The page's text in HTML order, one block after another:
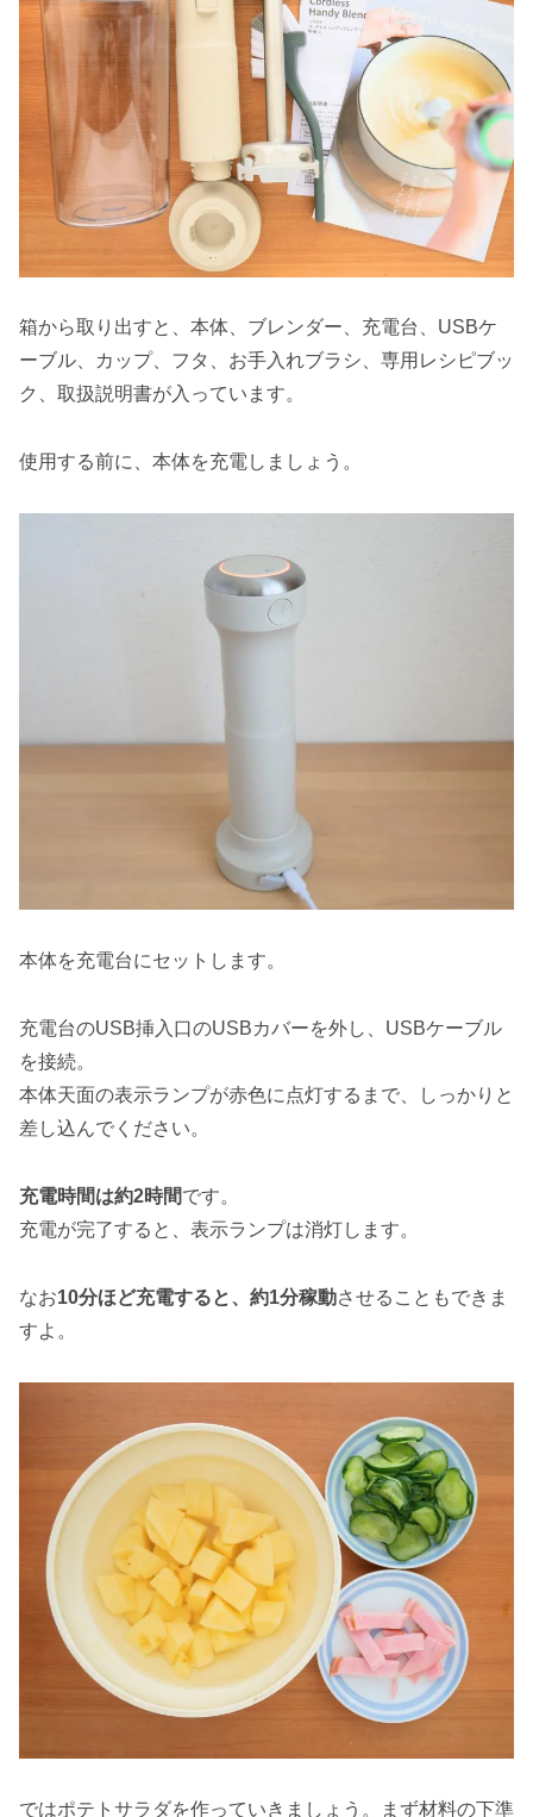
箱から取り出すと、本体、ブレンダー、充電台、USBケ
ーブル、カップ、フタ、お手入れブラシ、専用レシピブッ
ク、取扱説明書が入っています。
使用する前に、本体を充電しましょう。
本体を充電台にセットします。
充電台のUSB挿入口のUSBカバーを外し、USBケーブル
を接続。
本体天面の表示ランプが赤色に点灯するまで、しっかりと
差し込んでください。
充電時間は約2時間です。
充電が完了すると、表示ランプは消灯します。
なお10分ほど充電すると、約1分稼動させることもできま
すよ。
ではポテトサラダを作っていきましょう。まず材料の下準